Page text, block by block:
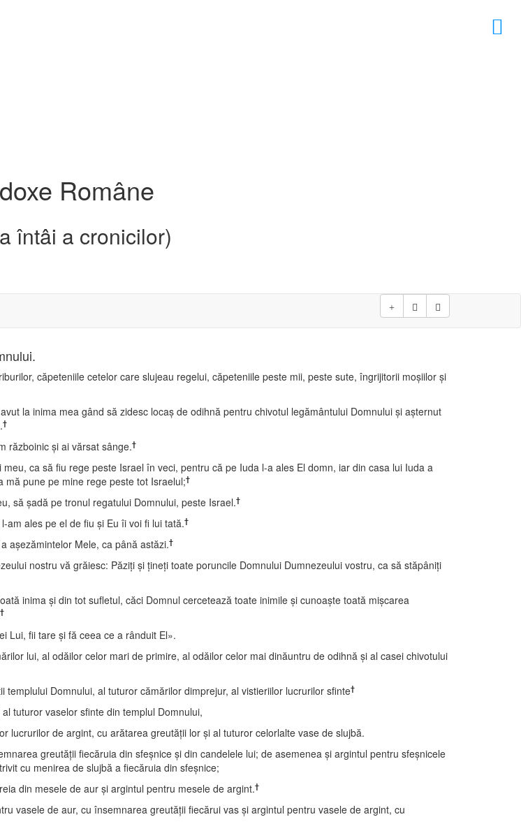
Române
întâi a cronicilor)
căpeteniile cetelor care slujeau regelui, căpeteniile peste mii, peste sute, îngrijitorii moşiilor şi
la inima mea gând să zidesc locaş de odihnă pentru chivotul legământului Domnului şi aşternut
†
războinic şi ai vărsat sânge.†
ca să fiu rege peste Israel în veci, pentru că pe Iuda l-a ales El domn, iar din casa lui Iuda a
mă pune pe mine rege peste tot Israelul;†
să şadă pe tronul regatului Domnului, peste Israel.†
am ales pe el de fiu şi Eu îi voi fi lui tată.†
aşezămintelor Mele, ca până astăzi.†
nostru vă grăiesc: Păziţi şi ţineţi toate poruncile Domnului Dumnezeului vostru, ca să stăpâniţi
inima şi din tot sufletul, căci Domnul cercetează toate inimile şi cunoaşte toată mişcarea
†
Lui, fii tare şi fă ceea ce a rânduit El».
lui, al odăilor celor mari de primire, al odăilor celor mai dinăuntru de odihnă şi al casei chivotului
Domnului, al tuturor cămărilor dimprejur, al vistieriilor lucrurilor sfinte†
tuturor vaselor sfinte din templul Domnului,
lucrurilor de argint, cu arătarea greutăţii lor şi al tuturor celorlalte vase de slujbă.
greutăţii fiecăruia din sfeşnice şi din candelele lui; de asemenea şi argintul pentru sfeşnicele
cu menirea de slujbă a fiecăruia din sfeşnice;
din mesele de aur şi argintul pentru mesele de argint.†
vasele de aur, cu însemnarea greutăţii fiecărui vas şi argintul pentru vasele de argint, cu